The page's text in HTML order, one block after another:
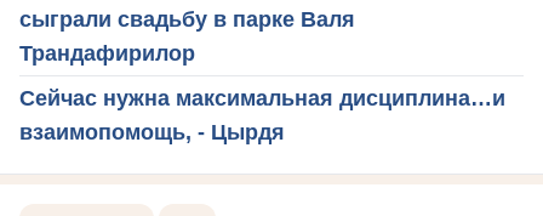
сыграли свадьбу в парке Валя
Трандафирилор
Сейчас нужна максимальная дисциплина…и
взаимопомощь, - Цырдя